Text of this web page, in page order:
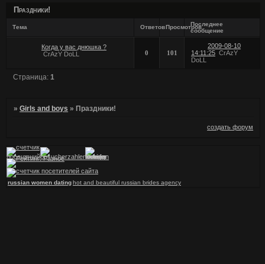
Праздники!
Тема ОтветовПросмотровПоследнее
сообщение
Когда у вас днюшка ?
CrAzY DoLL
0 101
2009-08-10
14:11:25 CrAzY
DoLL
Страница:1
»Girls and boys »Праздники!
создать форум
russian women datinghot and beautiful russian brides agency